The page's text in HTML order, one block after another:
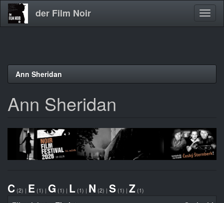
Direkt
der Film Noir
Ann Sheridan
Ann Sheridan
C (2) | E (1) | G (1) | L (1) | N (2) | S (1) | Z (1)